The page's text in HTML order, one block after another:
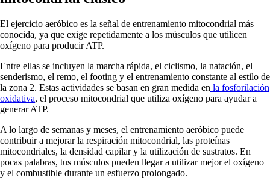
El ejercicio aeróbico es la señal de entrenamiento mitocondrial más
conocida, ya que exige repetidamente a los músculos que utilicen
oxígeno para producir ATP.
Entre ellas se incluyen la marcha rápida, el ciclismo, la natación, el
senderismo, el remo, el footing y el entrenamiento constante al estilo de
la zona 2. Estas actividades se basan en gran medida en la fosforilación
oxidativa, el proceso mitocondrial que utiliza oxígeno para ayudar a
generar ATP.
A lo largo de semanas y meses, el entrenamiento aeróbico puede
contribuir a mejorar la respiración mitocondrial, las proteínas
mitocondriales, la densidad capilar y la utilización de sustratos. En
pocas palabras, tus músculos pueden llegar a utilizar mejor el oxígeno
y el combustible durante un esfuerzo prolongado.